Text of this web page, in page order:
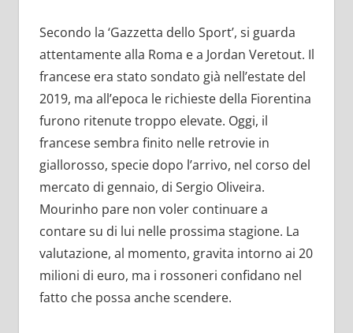
Secondo la ‘Gazzetta dello Sport’, si guarda
attentamente alla Roma e a Jordan Veretout. Il
francese era stato sondato già nell’estate del
2019, ma all’epoca le richieste della Fiorentina
furono ritenute troppo elevate. Oggi, il
francese sembra finito nelle retrovie in
giallorosso, specie dopo l’arrivo, nel corso del
mercato di gennaio, di Sergio Oliveira.
Mourinho pare non voler continuare a
contare su di lui nelle prossima stagione. La
valutazione, al momento, gravita intorno ai 20
milioni di euro, ma i rossoneri confidano nel
fatto che possa anche scendere.